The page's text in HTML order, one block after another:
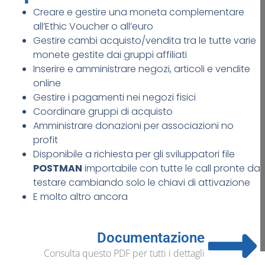
Creare e gestire una moneta complementare
all’Ethic Voucher o all’euro
Gestire cambi acquisto/vendita tra le tutte varie
monete gestite dai gruppi affiliati
Inserire e amministrare negozi, articoli e vendite
online
Gestire i pagamenti nei negozi fisici
Coordinare gruppi di acquisto
Amministrare donazioni per associazioni no
profit
Disponibile a richiesta per gli sviluppatori file
POSTMAN importabile con tutte le call pronte da
testare cambiando solo le chiavi di attivazione
E molto altro ancora
Documentazione
Consulta questo PDF per tutti i dettagli